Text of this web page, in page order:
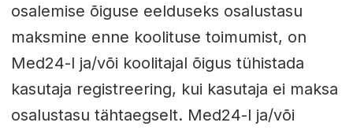
osalemise õiguse eelduseks osalustasu
maksmine enne koolituse toimumist, on
Med24-l ja/või koolitajal õigus tühistada
kasutaja registreering, kui kasutaja ei maksa
osalustasu tähtaegselt. Med24-l ja/või